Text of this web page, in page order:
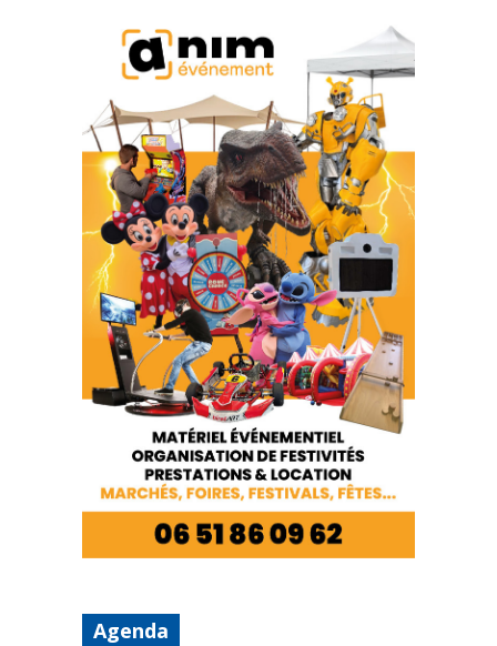
Agenda